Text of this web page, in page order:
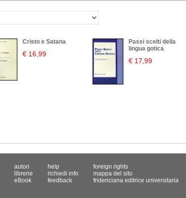
Cristo e Satana
€ 16,99
Passi scelti della
lingua gotica
€ 17,99
autori
librerie
eBook
help
richiedi info
feedback
foreign rights
mappa del sito
fridericiana editrice universitaria